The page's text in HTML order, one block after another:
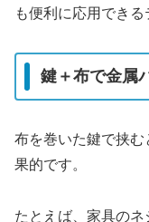
も便利に応用できる
鍵＋布で金属
布を巻いた鍵で挟
果的です。
たとえば、家具の